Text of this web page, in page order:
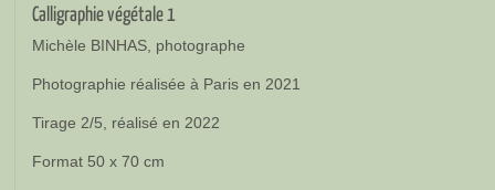
Calligraphie végétale 1
Michèle BINHAS, photographe
Photographie réalisée à Paris en 2021
Tirage 2/5, réalisé en 2022
Format 50 x 70 cm